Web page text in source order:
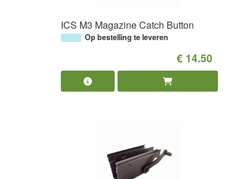
ICS M3 Magazine Catch Button
Op bestelling te leveren
€ 14.50